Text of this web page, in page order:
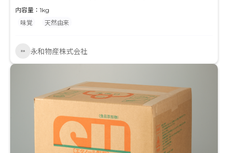
内容量：1kg
味覚
天然由来
永和物産株式会社